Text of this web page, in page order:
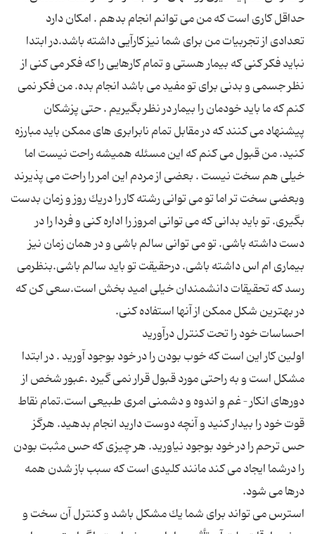
حداقل كاری است كه من می توانم انجام بدهم . امكان دارد
تعدادی از تجربیات من برای شما نیز كارآیی داشته باشد.در ابتدا
نباید فكر كنی كه بیمار هستی و تمام كارهایی را كه فكر می كنی از
نظر جسمی و بدنی برای تو مفید می باشد انجام بده. من فكر نمی
كنم كه ما باید خودمان را بیمار در نظر بگیریم . حتی پزشكان
پیشنهاد می كنند كه در مقابل تمام نابرابری های ممكن باید مبارزه
كنید. من قبول می كنم كه این مسئله همیشه راحت نیست اما
خیلی هم سخت نیست . بعضی از مردم این امر را راحت می پذیرند
وبعضی سخت تر اما تو می توانی رشته كار را دریك روز و زمان بدست
بگیری. تو باید بدانی كه می توانی امروز را اداره كنی و فردا را در
دست داشته باشی. تو می توانی سالم باشی و در همان زمان نیز
بیماری ام اس داشته باشی. درحقیقت تو باید سالم باشی.بنظرمی
رسد كه تحقیقات دانشمندان خیلی امید بخش است.سعی كن كه
اولین كار این است كه خوب بودن را در خود بوجود آورید . در ابتدا
مشكل است و به راحتی مورد قبول قرار نمی گیرد .عبور شخص از
دورهای انكار – غم و اندوه و دشمنی امری طبیعی است.تمام نقاط
قوت خود را بیدار كنید و آنچه دوست دارید انجام بدهید. هرگز
حس ترحم را در خود بوجود نیاورید. هر چیزی كه حس مثبت بودن
را درشما ایجاد می كند مانند كلیدی است كه سبب باز شدن همه
استرس می تواند برای شما یك مشكل باشد و كنترل آن سخت و